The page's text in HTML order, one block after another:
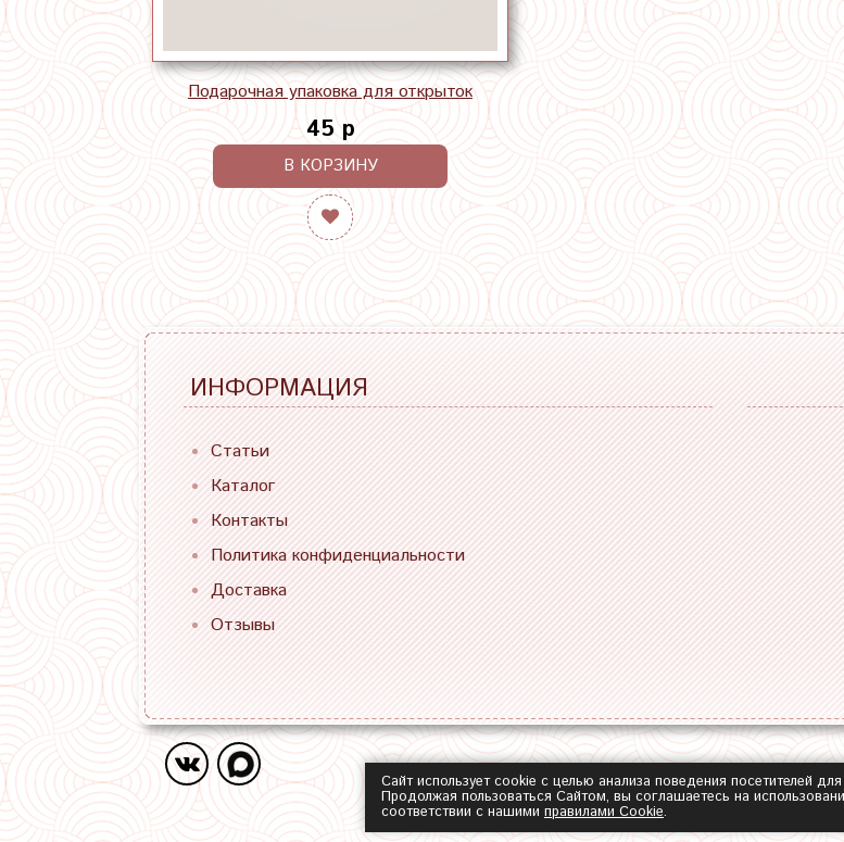
Подарочная упаковка для открыток
45 р
В КОРЗИНУ
ИНФОРМАЦИЯ
Статьи
Каталог
Контакты
Политика конфиденциальности
Доставка
Отзывы
Сайт использует cookie с целью анализа поведения посетителей
Продолжая пользоваться Сайтом, вы соглашаетесь на
соответствии с нашими правилами Сookie.